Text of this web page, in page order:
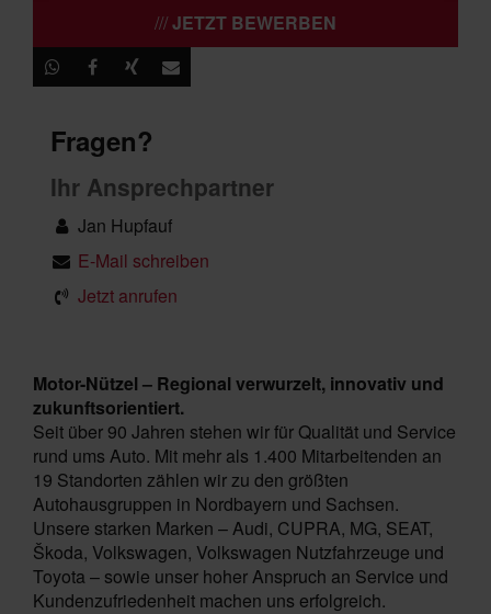
JETZT BEWERBEN
Fragen?
Ihr Ansprechpartner
Jan Hupfauf
E-Mail schreiben
Jetzt anrufen
Motor-Nützel – Regional verwurzelt, innovativ und
zukunftsorientiert.
Seit über 90 Jahren stehen wir für Qualität und Service
rund ums Auto. Mit mehr als 1.400 Mitarbeitenden an
19 Standorten zählen wir zu den größten
Autohausgruppen in Nordbayern und Sachsen.
Unsere starken Marken – Audi, CUPRA, MG, SEAT,
Škoda, Volkswagen, Volkswagen Nutzfahrzeuge und
Toyota – sowie unser hoher Anspruch an Service und
Kundenzufriedenheit machen uns erfolgreich.